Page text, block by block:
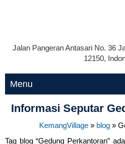
Jalan Pangeran Antasari No. 36
12150,
Menu
Informasi Seputar
KemangVillage» blog»
Tag blog “Gedung Perkantoran”